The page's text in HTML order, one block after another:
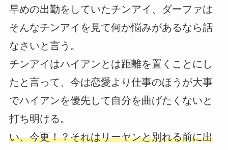
早めの出勤をしていたチンアイ、ダーファは
そんなチンアイを見て何か悩みがあるなら話
なさいと言う。
チンアイはハイアンとは距離を置くことにし
たと言って、今は恋愛より仕事のほうが大事
でハイアンを優先して自分を曲げたくないと
打ち明ける。
い、今更！？それはリーヤンと別れる前に出